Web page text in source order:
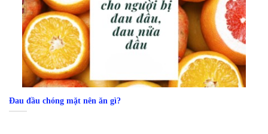
Đau đầu chóng mặt nên ăn gì?